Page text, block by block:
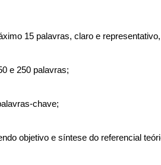
15 palavras, claro e
e 250 palavras;
chave;
objetivo e síntese do referencial